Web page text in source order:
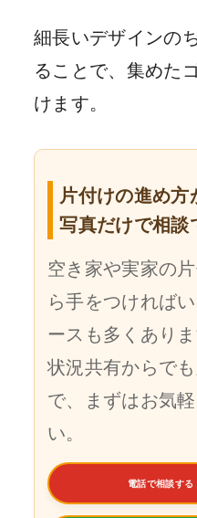
細長いデザインの
ることで、集めた
けます。
片付けの進め方
写真だけで相談
空き家や実家の
ら手をつければ
ースも多くありま
状況共有からで
で、まずはお気
い。
電話で相談す